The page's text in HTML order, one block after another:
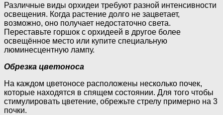
Различные виды орхидеи требуют разной интенсивности
освещения. Когда растение долго не зацветает,
возможно, оно получает недостаточно света.
Переставьте горшок с орхидеей в другое более
освещённое место или купите специальную
люминесцентную лампу.
Обрезка цветоноса
На каждом цветоносе расположены несколько почек,
которые находятся в спящем состоянии. Для того чтобы
стимулировать цветение, обрежьте стрелу примерно на 3
почки.